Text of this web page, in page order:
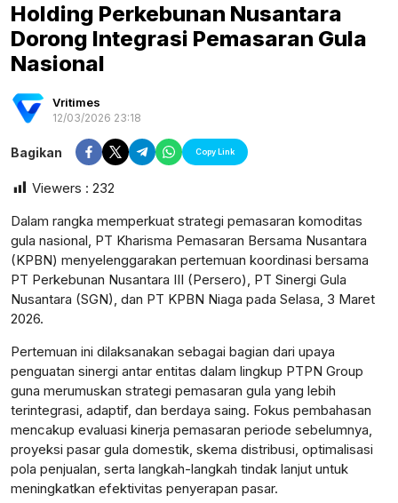
postsumatera.id
Holding Perkebunan Nusantara
Dorong Integrasi Pemasaran Gula
Nasional
Vritimes
12/03/2026 23:18
Bagikan Copy Link
Viewers : 232
Dalam rangka memperkuat strategi pemasaran komoditas
gula nasional, PT Kharisma Pemasaran Bersama Nusantara
(KPBN) menyelenggarakan pertemuan koordinasi bersama
PT Perkebunan Nusantara III (Persero), PT Sinergi Gula
Nusantara (SGN), dan PT KPBN Niaga pada Selasa, 3 Maret
2026.
Pertemuan ini dilaksanakan sebagai bagian dari upaya
penguatan sinergi antar entitas dalam lingkup PTPN Group
guna merumuskan strategi pemasaran gula yang lebih
terintegrasi, adaptif, dan berdaya saing. Fokus pembahasan
mencakup evaluasi kinerja pemasaran periode sebelumnya,
proyeksi pasar gula domestik, skema distribusi, optimalisasi
pola penjualan, serta langkah-langkah tindak lanjut untuk
meningkatkan efektivitas penyerapan pasar.